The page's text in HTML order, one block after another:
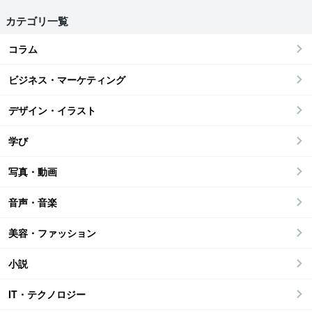
カテゴリ一覧
コラム
ビジネス・マーケティング
デザイン・イラスト
学び
写真・動画
音声・音楽
美容・ファッション
小説
IT・テクノロジー